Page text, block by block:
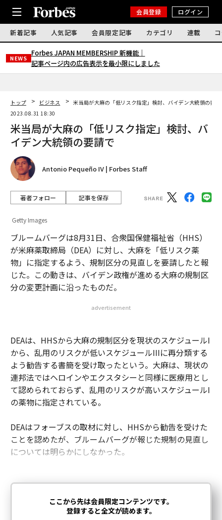
会員登録 ログイン
新着記事 人気記事 会員限定記事 カテゴリ 連載
NEWS
Forbes JAPAN MEMBERSHIP 新機能｜
記事ページ内の広告表示を最小限にしました
トップ ビジネス
米当局が大麻の「低リスク指定」検討、バイデン大統領の要請
2023.08.31 18:30
米当局が大麻の「低リスク指定」検討、バ
イデン大統領の要請で
Antonio Pequeño IV | Forbes Staff
著者フォロー 記事を保存
Getty Images
ブルームバーグは8月31日、合衆国保健福祉省（HHS）
が米麻薬取締局（DEA）に対し、大麻を「低リスク薬
物」に指定するよう、規制区分の見直しを要請したと報
じた。この動きは、バイデン政権が進める大麻の規制区
分の変更計画に沿ったものだ。
advertisement
DEAは、HHSから大麻の規制区分を現状のスケジュールI
から、乱用のリスクが低いスケジュールIIIに再分類する
よう勧告する書簡を受け取ったという。大麻は、現状の
連邦法ではヘロインやエクスタシーと同様に医療用とし
て認められておらず、乱用のリスクが高いスケジュールI
の薬物に指定されている。
DEAはフォーブスの取材に対し、HHSから勧告を受けた
ことを認めたが、ブルームバーグが報じた規制の見直し
については明らかにしなかった。